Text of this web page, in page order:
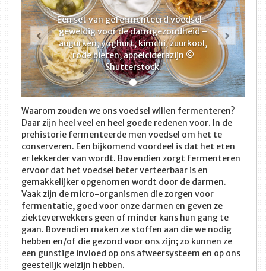
Een set van gefermenteerd voedsel –
geweldig voor de darmgezondheid –
augurken, yoghurt, kimchi, zuurkool,
rode bieten, appelciderazijn ©
Shutterstock.
Vorige
Waarom zouden we ons voedsel willen fermenteren?
Daar zijn heel veel en heel goede redenen voor. In de
prehistorie fermenteerde men voedsel om het te
conserveren. Een bijkomend voordeel is dat het eten
er lekkerder van wordt. Bovendien zorgt fermenteren
ervoor dat het voedsel beter verteerbaar is en
gemakkelijker opgenomen wordt door de darmen.
Vaak zijn de micro-organismen die zorgen voor
fermentatie, goed voor onze darmen en geven ze
ziekteverwekkers geen of minder kans hun gang te
gaan. Bovendien maken ze stoffen aan die we nodig
hebben en/of die gezond voor ons zijn; zo kunnen ze
een gunstige invloed op ons afweersysteem en op ons
geestelijk welzijn hebben.